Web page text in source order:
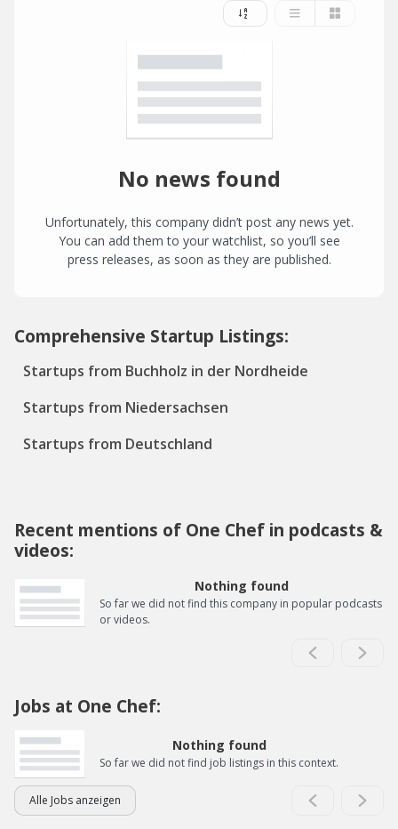
No news found
Unfortunately, this company didn’t post any news yet.
You can add them to your watchlist, so you’ll see
press releases, as soon as they are published.
Comprehensive Startup Listings:
Startups from Buchholz in der Nordheide
Startups from Niedersachsen
Startups from Deutschland
Recent mentions of One Chef in podcasts &
videos:
Nothing found
So far we did not find this company in popular podcasts
or videos.
Jobs at One Chef:
Nothing found
So far we did not find job listings in this context.
Alle Jobs anzeigen